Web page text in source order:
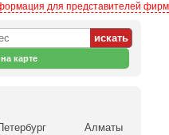
для представителей фирм
на карте
Алматы